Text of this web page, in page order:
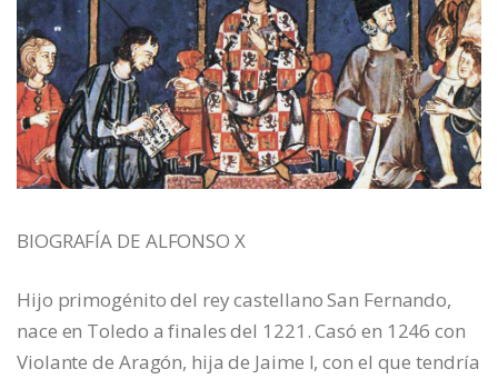
BIOGRAFÍA DE ALFONSO X
Hijo primogénito del rey castellano San Fernando,
nace en Toledo a finales del 1221. Casó en 1246 con
Violante de Aragón, hija de Jaime I, con el que tendría